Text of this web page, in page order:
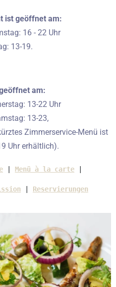
ist geöffnet am:
16 - 22 Uhr
13-19.
am:
13-22 Uhr
13-23,
Zimmerservice-Menü ist
Uhr erhältlich).
Menü à la carte
Reservierungen